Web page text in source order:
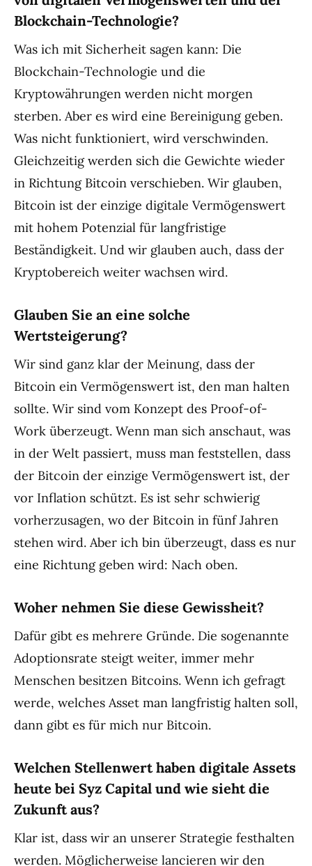
Blockchain-Technologie?
Was ich mit Sicherheit sagen kann: Die
Blockchain-Technologie und die
Kryptowährungen werden nicht morgen
sterben. Aber es wird eine Bereinigung geben.
Was nicht funktioniert, wird verschwinden.
Gleichzeitig werden sich die Gewichte wieder
in Richtung Bitcoin verschieben. Wir glauben,
Bitcoin ist der einzige digitale Vermögenswert
mit hohem Potenzial für langfristige
Beständigkeit. Und wir glauben auch, dass der
Kryptobereich weiter wachsen wird.
Glauben Sie an eine solche
Wertsteigerung?
Wir sind ganz klar der Meinung, dass der
Bitcoin ein Vermögenswert ist, den man halten
sollte. Wir sind vom Konzept des Proof-of-
Work überzeugt. Wenn man sich anschaut, was
in der Welt passiert, muss man feststellen, dass
der Bitcoin der einzige Vermögenswert ist, der
vor Inflation schützt. Es ist sehr schwierig
vorherzusagen, wo der Bitcoin in fünf Jahren
stehen wird. Aber ich bin überzeugt, dass es nur
eine Richtung geben wird: Nach oben.
Woher nehmen Sie diese Gewissheit?
Dafür gibt es mehrere Gründe. Die sogenannte
Adoptionsrate steigt weiter, immer mehr
Menschen besitzen Bitcoins. Wenn ich gefragt
werde, welches Asset man langfristig halten soll,
dann gibt es für mich nur Bitcoin.
Welchen Stellenwert haben digitale Assets
heute bei Syz Capital und wie sieht die
Zukunft aus?
Klar ist, dass wir an unserer Strategie festhalten
werden. Möglicherweise lancieren wir den